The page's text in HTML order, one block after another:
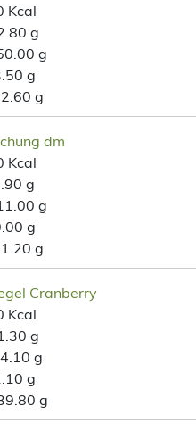
Kcal
g
g
g
2.60 g
dm
Kcal
g
g
g
1.20 g
Cranberry
Kcal
g
4.10 g
g
g